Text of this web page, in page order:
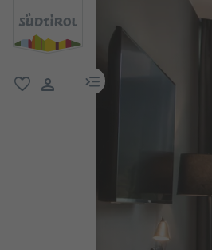
lien menu